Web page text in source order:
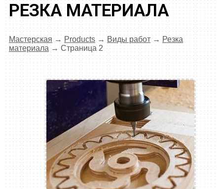
РЕЗКА МАТЕРИАЛА
Мастерская → Products→Виды работ→ Резка
материала → Страница 2